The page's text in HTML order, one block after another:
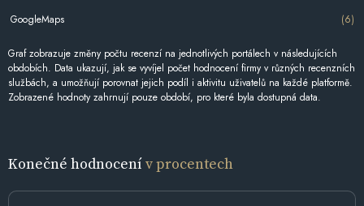
GoogleMaps (6)
Graf zobrazuje změny počtu recenzí na jednotlivých portálech v následujících
obdobích. Data ukazují, jak se vyvíjel počet hodnocení firmy v různých recenzních
službách, a umožňují porovnat jejich podíl i aktivitu uživatelů na každé platformě.
Zobrazené hodnoty zahrnují pouze období, pro které byla dostupná data.
Konečné hodnocenív procentech